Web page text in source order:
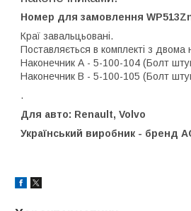
Номер для замовлення
Краї завальцьовані.
Поставляється в комплекті з двома
Наконечник А - 5-100-104 (Болт
Наконечник В - 5-100-105 (Болт
.
Для авто: Renault, Volvo
Український виробник - бренд